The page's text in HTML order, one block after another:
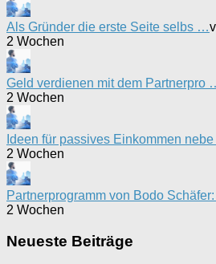
Als Gründer die erste Seite selbs …
2 Wochen
Geld verdienen mit dem Partnerpro
2 Wochen
Ideen für passives Einkommen
2 Wochen
Partnerprogramm von Bodo
2 Wochen
Neueste Beiträge